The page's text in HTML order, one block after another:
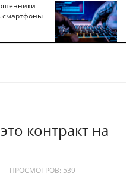
смартфоны
контракт на
ПРОСМОТРОВ: 539